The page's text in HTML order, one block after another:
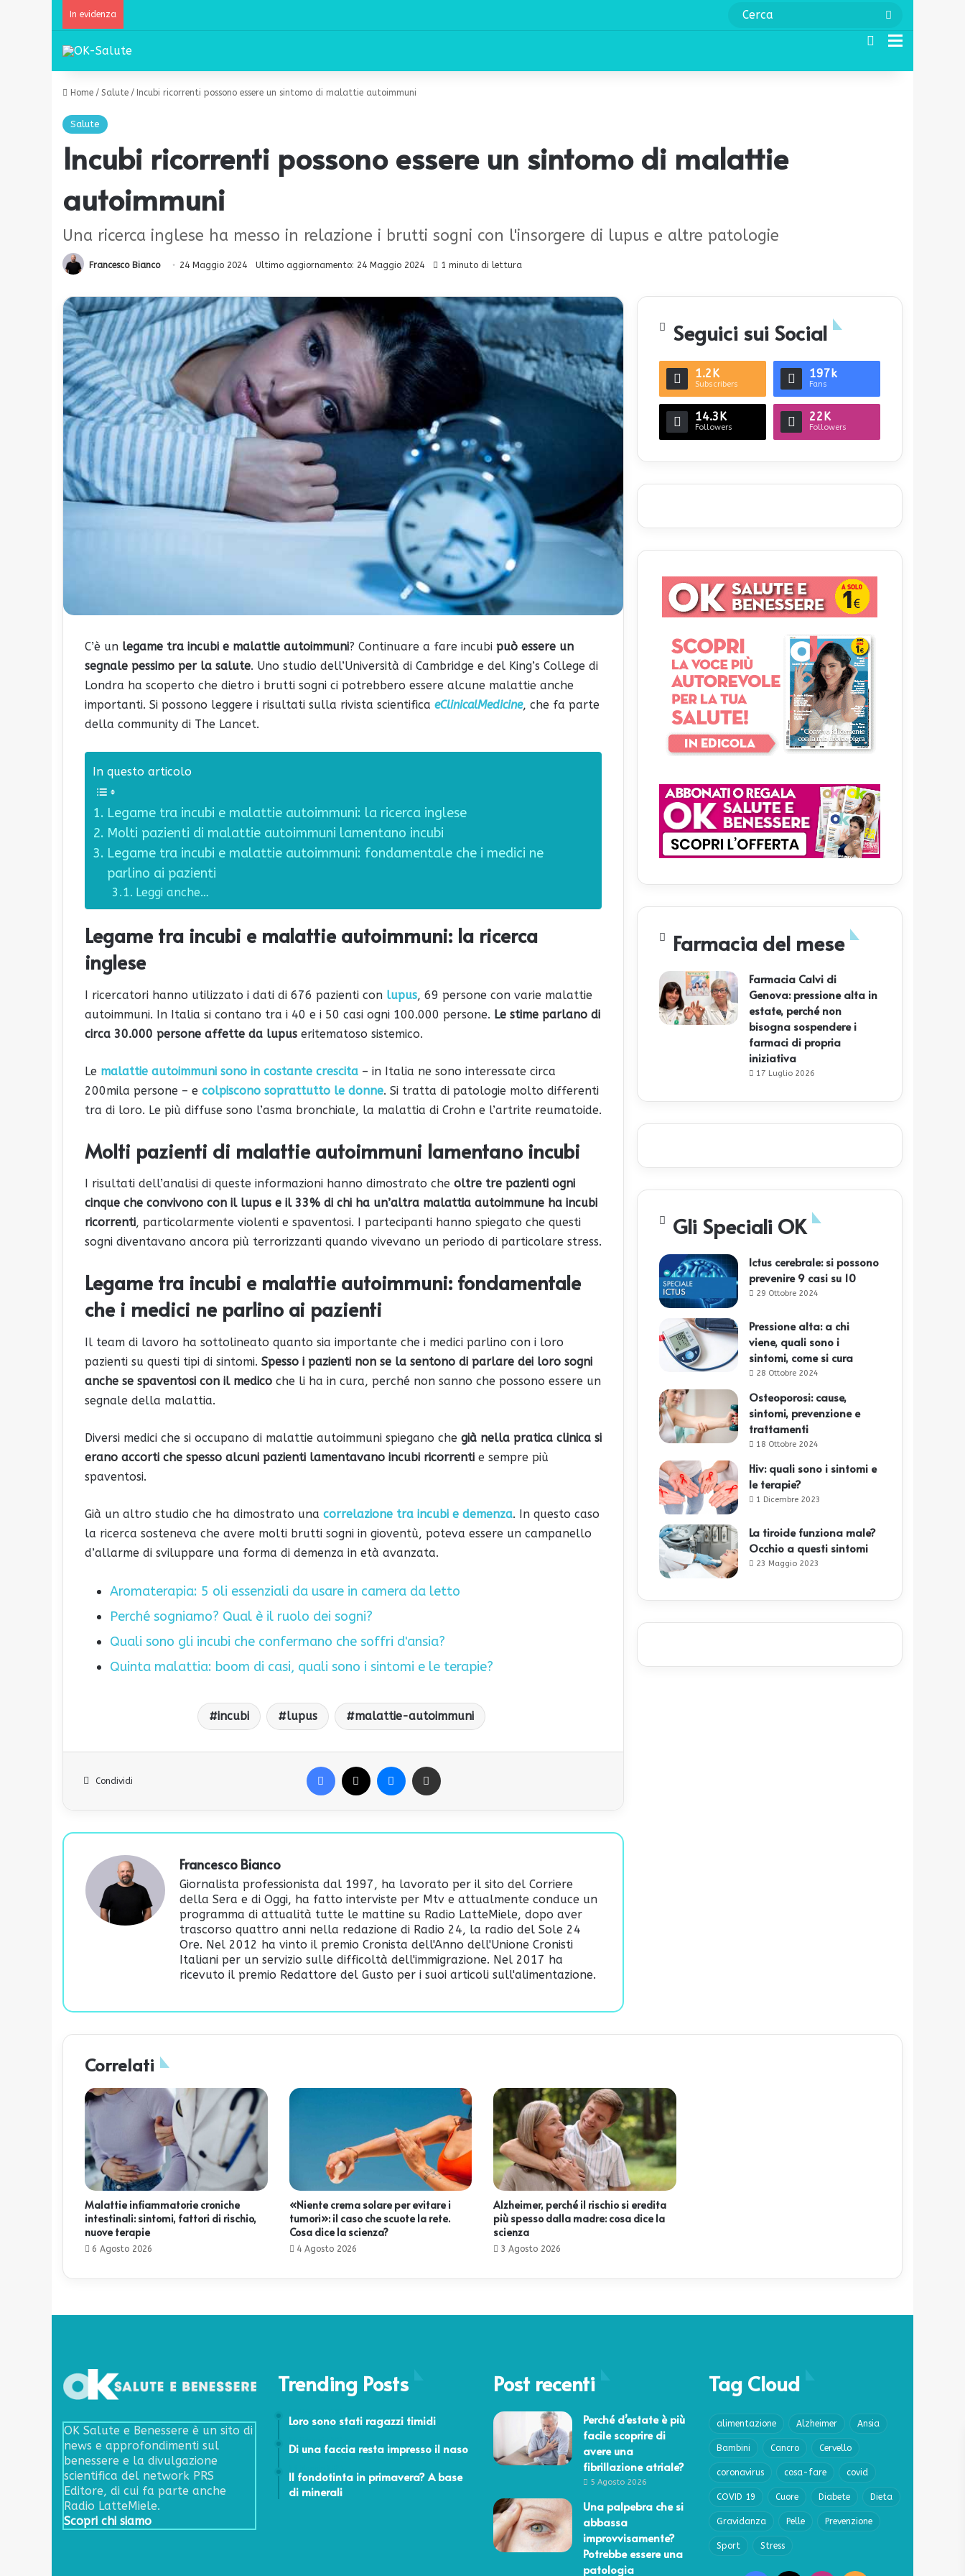
In evidenza
Cerca
Home / Salute / Incubi ricorrenti possono essere un sintomo di malattie autoimmuni
Salute
Incubi ricorrenti possono essere un sintomo di malattie
autoimmuni
Una ricerca inglese ha messo in relazione i brutti sogni con l'insorgere di lupus e altre patologie
Francesco Bianco 24 Maggio 2024 Ultimo aggiornamento: 24 Maggio 2024 1 minuto di lettura
C’è un legame tra incubi e malattie autoimmuni? Continuare a fare incubi può essere un
segnale pessimo per la salute. Uno studio dell’Università di Cambridge e del King’s College di
Londra ha scoperto che dietro i brutti sogni ci potrebbero essere alcune malattie anche
importanti. Si possono leggere i risultati sulla rivista scientifica eClinicalMedicine, che fa parte
della community di The Lancet.
In questo articolo
Legame tra incubi e malattie autoimmuni: la ricerca inglese
Molti pazienti di malattie autoimmuni lamentano incubi
Legame tra incubi e malattie autoimmuni: fondamentale che i medici ne
parlino ai pazienti
Leggi anche…
Legame tra incubi e malattie autoimmuni: la ricerca
inglese
I ricercatori hanno utilizzato i dati di 676 pazienti con lupus, 69 persone con varie malattie
autoimmuni. In Italia si contano tra i 40 e i 50 casi ogni 100.000 persone. Le stime parlano di
circa 30.000 persone affette da lupus eritematoso sistemico.
Le malattie autoimmuni sono in costante crescita – in Italia ne sono interessate circa
200mila persone – e colpiscono soprattutto le donne. Si tratta di patologie molto differenti
tra di loro. Le più diffuse sono l’asma bronchiale, la malattia di Crohn e l’artrite reumatoide.
Molti pazienti di malattie autoimmuni lamentano incubi
I risultati dell’analisi di queste informazioni hanno dimostrato che oltre tre pazienti ogni
cinque che convivono con il lupus e il 33% di chi ha un’altra malattia autoimmune ha incubi
ricorrenti, particolarmente violenti e spaventosi. I partecipanti hanno spiegato che questi
sogni diventavano ancora più terrorizzanti quando vivevano un periodo di particolare stress.
Legame tra incubi e malattie autoimmuni: fondamentale
che i medici ne parlino ai pazienti
Il team di lavoro ha sottolineato quanto sia importante che i medici parlino con i loro
pazienti su questi tipi di sintomi. Spesso i pazienti non se la sentono di parlare dei loro sogni
anche se spaventosi con il medico che li ha in cura, perché non sanno che possono essere un
segnale della malattia.
Diversi medici che si occupano di malattie autoimmuni spiegano che già nella pratica clinica si
erano accorti che spesso alcuni pazienti lamentavano incubi ricorrenti e sempre più
spaventosi.
Già un altro studio che ha dimostrato una correlazione tra incubi e demenza. In questo caso
la ricerca sosteneva che avere molti brutti sogni in gioventù, poteva essere un campanello
d’allarme di sviluppare una forma di demenza in età avanzata.
Aromaterapia: 5 oli essenziali da usare in camera da letto
Perché sogniamo? Qual è il ruolo dei sogni?
Quali sono gli incubi che confermano che soffri d'ansia?
Quinta malattia: boom di casi, quali sono i sintomi e le terapie?
incubi lupus malattie-autoimmuni
Condividi
Francesco Bianco
Giornalista professionista dal 1997, ha lavorato per il sito del Corriere
della Sera e di Oggi, ha fatto interviste per Mtv e attualmente conduce un
programma di attualità tutte le mattine su Radio LatteMiele, dopo aver
trascorso quattro anni nella redazione di Radio 24, la radio del Sole 24
Ore. Nel 2012 ha vinto il premio Cronista dell'Anno dell'Unione Cronisti
Italiani per un servizio sulle difficoltà dell'immigrazione. Nel 2017 ha
ricevuto il premio Redattore del Gusto per i suoi articoli sull'alimentazione.
Seguici sui Social
1.2K
Subscribers
197k
Fans
14.3K
Followers
22K
Followers
Farmacia del mese
Farmacia Calvi di
Genova: pressione alta in
estate, perché non
bisogna sospendere i
farmaci di propria
iniziativa
17 Luglio 2026
Gli Speciali OK
Ictus cerebrale: si possono
prevenire 9 casi su 10
29 Ottobre 2024
Pressione alta: a chi
viene, quali sono i
sintomi, come si cura
28 Ottobre 2024
Osteoporosi: cause,
sintomi, prevenzione e
trattamenti
18 Ottobre 2024
Hiv: quali sono i sintomi e
le terapie?
1 Dicembre 2023
La tiroide funziona male?
Occhio a questi sintomi
23 Maggio 2023
Correlati
Malattie infiammatorie croniche
intestinali: sintomi, fattori di rischio,
nuove terapie
6 Agosto 2026
«Niente crema solare per evitare i
tumori»: il caso che scuote la rete.
Cosa dice la scienza?
4 Agosto 2026
Alzheimer, perché il rischio si eredita
più spesso dalla madre: cosa dice la
scienza
3 Agosto 2026
OK Salute e Benessere è un sito di
news e approfondimenti sul
benessere e la divulgazione
scientifica del network PRS
Editore, di cui fa parte anche
Radio LatteMiele.
Scopri chi siamo
Trending Posts
Loro sono stati ragazzi timidi
Di una faccia resta impresso il naso
Il fondotinta in primavera? A base
di minerali
Post recenti
Perché d’estate è più
facile scoprire di
avere una
fibrillazione atriale?
5 Agosto 2026
Una palpebra che si
abbassa
improvvisamente?
Potrebbe essere una
patologia
Tag Cloud
alimentazione Alzheimer Ansia
Bambini Cancro Cervello
coronavirus cosa-fare covid
COVID 19 Cuore Diabete Dieta
Gravidanza Pelle Prevenzione
Sport Stress